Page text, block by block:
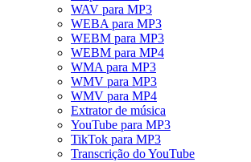
WAV para MP3
WEBA para MP3
WEBM para MP3
WEBM para MP4
WMA para MP3
WMV para MP3
WMV para MP4
Extrator de música
YouTube para MP3
TikTok para MP3
Transcrição do YouTube